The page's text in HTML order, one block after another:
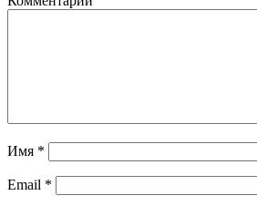
Имя *
Email *